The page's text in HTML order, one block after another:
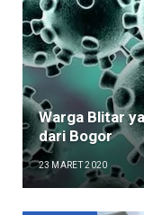
Warga Blitar
dari Bogor
23 MARET 2020